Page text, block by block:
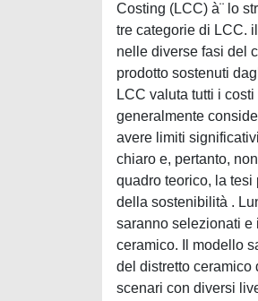
Costing (LCC) à¨ lo
tre categorie di LCC.
nelle diverse fasi del
prodotto sostenuti
LCC valuta tutti i
generalmente
avere limiti
chiaro e, pertanto,
quadro teorico, la
della sostenibilità .
saranno selezionati e
ceramico. Il modello
del distretto
scenari con diversi